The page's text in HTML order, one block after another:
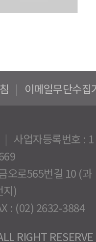
| 이메일무단수집
사업자등록번호 : 1
오로565번길 10 (과
지)
: (02) 2632-3884
RIGHT RESERVE